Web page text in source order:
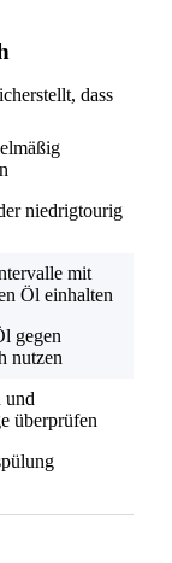
dass
niedrigtourig
mit
Öl einhalten
gegen
nutzen
und
überprüfen